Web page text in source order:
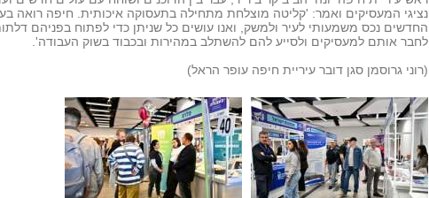
נציגי המעסיקים ואמר: 'קליטה מוצלחת מתחילה בתעסוקה איכותית. חיפה רואה
החדשים נכס משמעותי לעיר ולמשק, ואנו עושים כל שניתן כדי לפתוח בפניהם
לחבר אותם למעסיקים ולסייע להם להשתלב במהירות ובכבוד בשוק העבודה'.
(רוני גרוסמן סגן דובר עיריית חיפה עופר הראל)